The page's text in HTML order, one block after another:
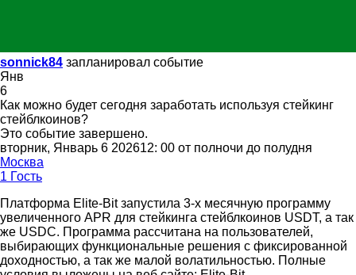
sonnick84 запланировал событие
Янв
6
Как можно будет сегодня заработать используя стейкинг
стейблкоинов?
Это событие завершено.
вторник, Январь 6 202612: 00 от полночи до полудня
Москва
1 Гость
Платформа Elite-Bit запустила 3-х месячную программу
увеличенного APR для стейкинга стейблкоинов USDT, а так
же USDC. Программа рассчитана на пользователей,
выбирающих функциональные решения с фиксированной
доходностью, а так же малой волатильностью. Полные